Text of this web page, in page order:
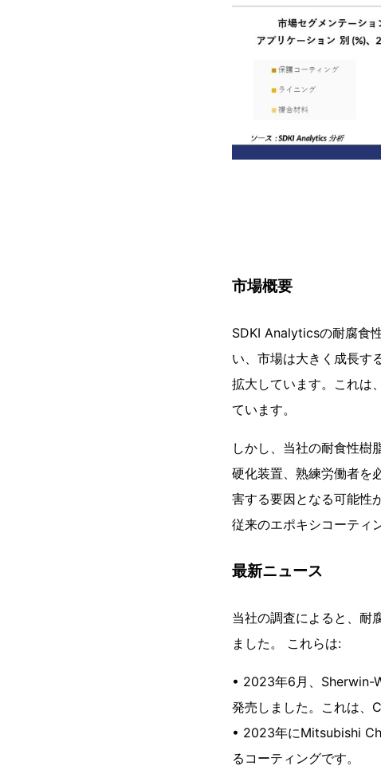
市場概要
SDKI Analyticsの耐腐食
い、市場は大きく成長す
拡大しています。これは
ています。
しかし、当社の耐食性樹
硬化装置、熟練労働者を
害する要因となる可能性
従来のエポキシコーティ
最新ニュース
当社の調査によると、耐
ました。 これらは:
• 2023年6月、Sherwin-
発売しました。これは、
• 2023年にMitsubishi
るコーティングです。